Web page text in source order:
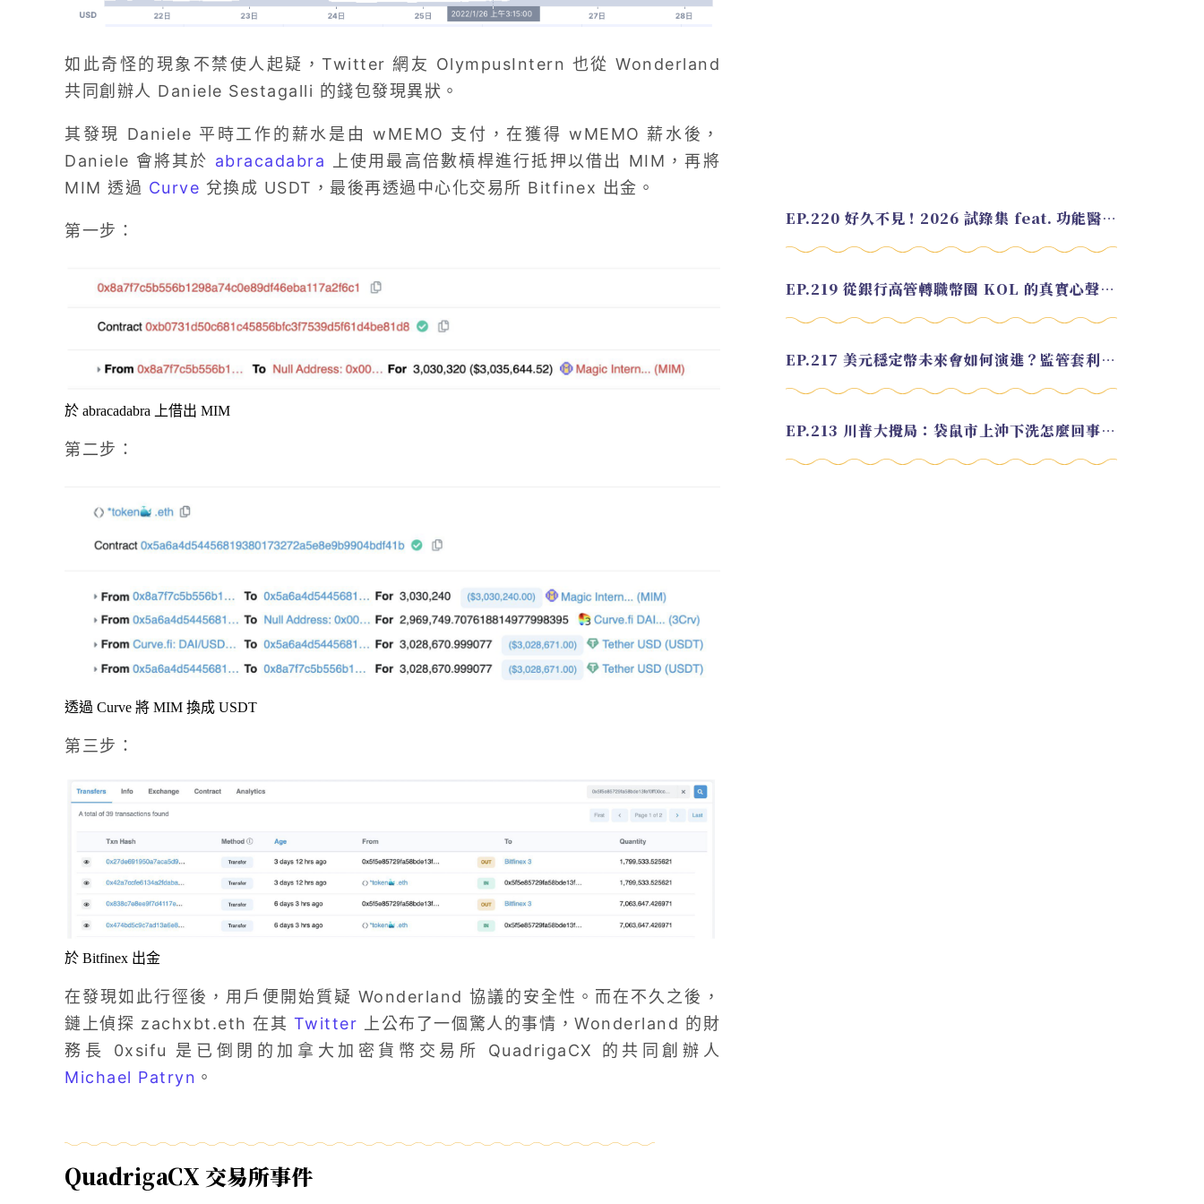
如此奇怪的現象不禁使人起疑，Twitter 網友 OlympusIntern 也從 Wonderland
共同創辦人 Daniele Sestagalli 的錢包發現異狀。
其發現 Daniele 平時工作的薪水是由 wMEMO 支付，在獲得 wMEMO 薪水後，
Daniele 會將其於 abracadabra
上使用最高倍數槓桿進行抵押以借出 MIM，再將
MIM 透過 Curve 兌換成 USDT，最後再透過中心化交易所 Bitfinex 出金。
第一步：
於 abracadabra 上借出 MIM
第二步：
透過 Curve 將 MIM 換成 USDT
第三步：
於 Bitfinex 出金
在發現如此行徑後，用戶便開始質疑 Wonderland 協議的安全性。而在不久之後，
鏈上偵探 zachxbt.eth 在其 Twitter 上公布了一個驚人的事情，Wonderland 的財
務長 0xsifu 是已倒閉的加拿大加密貨幣交易所 QuadrigaCX 的共同創辦人
Michael Patryn 。
QuadrigaCX 交易所事件
EP.220 好久不見！2026 試錄集 feat. 功能醫學營養師 美寶
EP.219 從銀行高管轉職幣圈 KOL 的真實心聲 feat.龜大
EP.217 美元穩定幣未來會如何演進？監管套利終將收斂？feat. 研究員 余哲安
EP.213 川普大攪局：袋鼠市上沖下洗怎麼回事？feat. Alvin